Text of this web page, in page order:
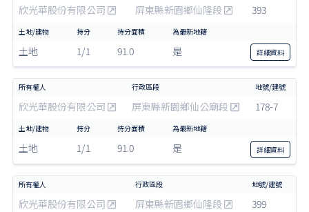
欣光華股份有限公司 屏東縣新園鄉仙隆段 393
土地 1/1 91.0 是 詳細資料
欣光華股份有限公司 屏東縣新園鄉仙公廟段 178-7
土地 1/1 91.0 是 詳細資料
欣光華股份有限公司 屏東縣新園鄉仙隆段 399